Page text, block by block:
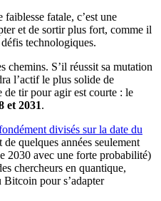
fatale, c’est une
et de sortir plus fort, comme il
défis technologiques.
chemins. S’il réussit sa mutation
l’actif le plus solide de
de tir pour agir est courte : le
et 2031.
divisés sur la date du
quelques années seulement
2030 avec une forte probabilité)
chercheurs en quantique,
Bitcoin pour s’adapter